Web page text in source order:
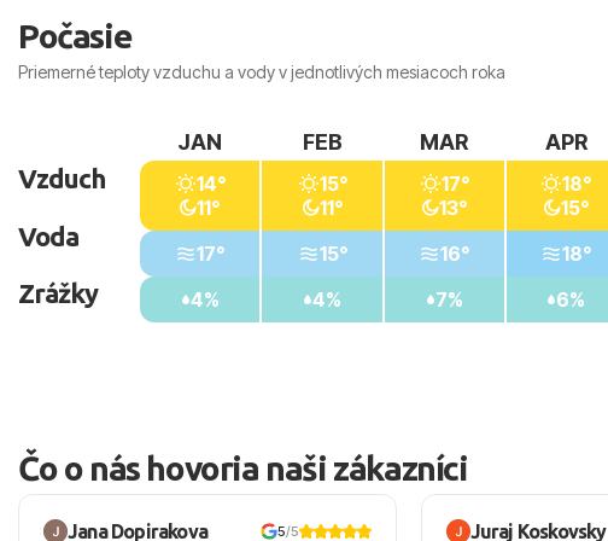
Počasie
Priemerné teploty vzduchu a vody v jednotlivých mesiacoch roka
Vzduch
Voda
Zrážky
JAN
14°
11°
17°
4%
FEB
15°
11°
15°
4%
MAR
17°
13°
16°
7%
APR
18°
15°
18°
6%
Čo o nás hovoria naši zákazníci
Jana Dopirakova 5/5 Juraj Koskovsky